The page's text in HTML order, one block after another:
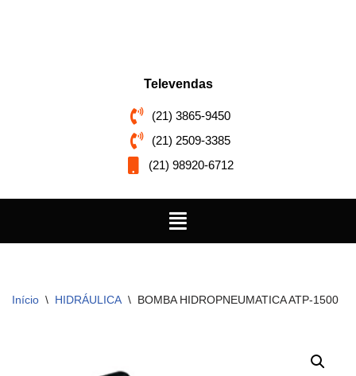
Televendas
(21) 3865-9450
(21) 2509-3385
(21) 98920-6712
Início \ HIDRÁULICA \ BOMBA HIDROPNEUMATICA ATP-1500